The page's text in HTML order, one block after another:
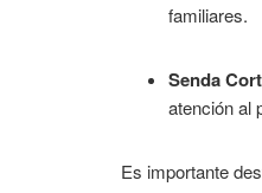
familiares.
Senda
atención al
Es importante